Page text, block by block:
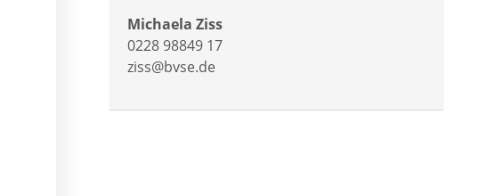
Michaela Ziss
0228 98849 17
ziss@bvse.de